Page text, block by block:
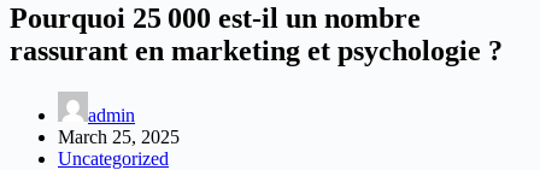
Pourquoi 25 000 est-il un nombre
rassurant en marketing et psychologie ?
admin
March 25, 2025
Uncategorized